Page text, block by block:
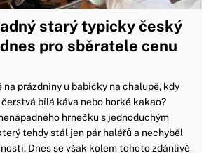
starý typicky český
pro sběratele cenu
prázdniny u babičky na chalupě, kdy
bílá káva nebo horké kakao?
hrnečku s jednoduchým
tehdy stál jen pár haléřů a nechyběl
Dnes se však kolem tohoto zdánlivě